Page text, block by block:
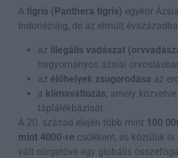
A tigris (Panthera tigris) egykor
Indonéziáig, de az elmúlt
az illegális vadászat
hagyományos ázsiai
az élőhelyek zsugorodása az
a klímaváltozás, amely
táplálékbázisát.
A 20. század elején több mint 100
mint 4000-re csökkent, és közülük
vált sürgetővé egy globális